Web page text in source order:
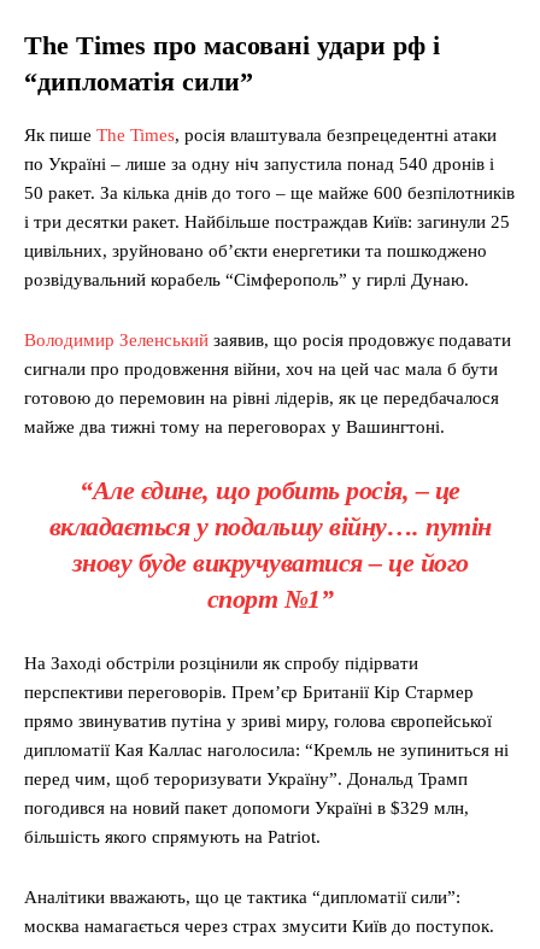
The Times про масовані удари рф і
“дипломатія сили”
Як пише The Times, росія влаштувала безпрецедентні атаки
по Україні – лише за одну ніч запустила понад 540 дронів і
50 ракет. За кілька днів до того – ще майже 600 безпілотників
і три десятки ракет. Найбільше постраждав Київ: загинули 25
цивільних, зруйновано об’єкти енергетики та пошкоджено
розвідувальний корабель “Сімферополь” у гирлі Дунаю.
Володимир Зеленський заявив, що росія продовжує подавати
сигнали про продовження війни, хоч на цей час мала б бути
готовою до перемовин на рівні лідерів, як це передбачалося
майже два тижні тому на переговорах у Вашингтоні.
“Але єдине, що робить росія, – це
вкладається у подальшу війну…. путін
знову буде викручуватися – це його
спорт №1”
На Заході обстріли розцінили як спробу підірвати
перспективи переговорів. Прем’єр Британії Кір Стармер
прямо звинуватив путіна у зриві миру, голова європейської
дипломатії Кая Каллас наголосила: “Кремль не зупиниться ні
перед чим, щоб тероризувати Україну”. Дональд Трамп
погодився на новий пакет допомоги Україні в $329 млн,
більшість якого спрямують на Patriot.
Аналітики вважають, що це тактика “дипломатії сили”:
москва намагається через страх змусити Київ до поступок.